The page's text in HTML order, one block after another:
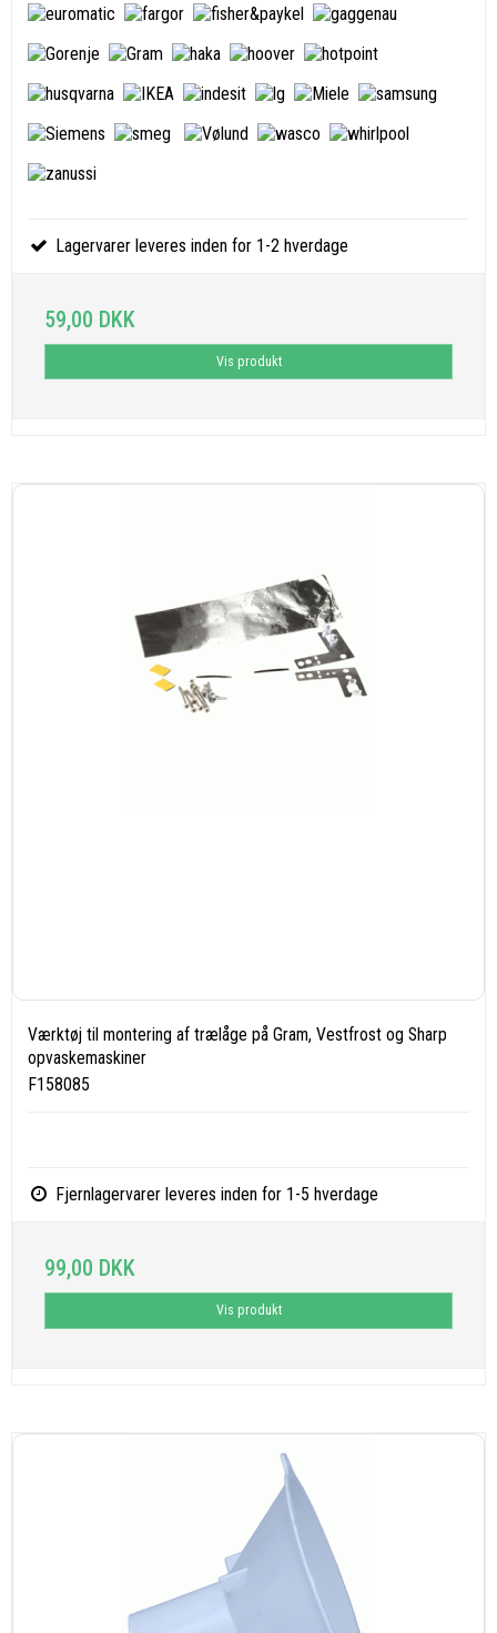
Lagervarer leveres inden for 1-2 hverdage
59,00 DKK
Vis produkt
Værktøj til montering af trælåge på Gram, Vestfrost og Sharp
opvaskemaskiner
F158085
Fjernlagervarer leveres inden for 1-5 hverdage
99,00 DKK
Vis produkt